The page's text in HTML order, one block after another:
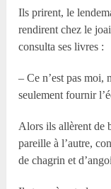
Ils prirent, le
rendirent chez le
consulta ses livres :
– Ce n’est pas moi,
seulement fournir
Alors ils allèrent de
pareille à l’autre,
de chagrin et